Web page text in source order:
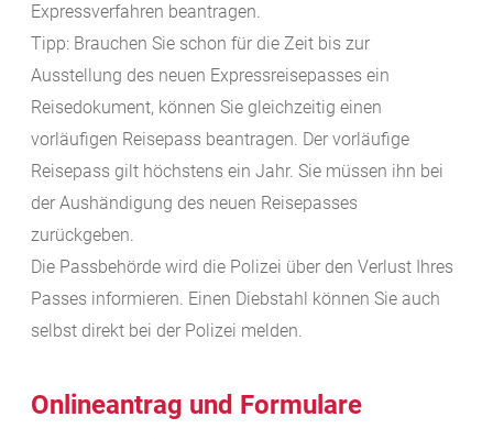
Expressverfahren beantragen.
Tipp: Brauchen Sie schon für die Zeit bis zur
Ausstellung des neuen Expressreisepasses ein
Reisedokument, können Sie gleichzeitig einen
vorläufigen Reisepass beantragen. Der vorläufige
Reisepass gilt höchstens ein Jahr. Sie müssen ihn bei
der Aushändigung des neuen Reisepasses
zurückgeben.
Die Passbehörde wird die Polizei über den Verlust Ihres
Passes informieren. Einen Diebstahl können Sie auch
selbst direkt bei der Polizei melden.
Onlineantrag und Formulare